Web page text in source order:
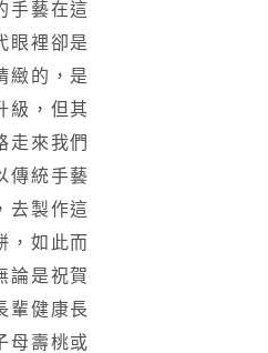
手藝在這
眼裡卻是
緻的，是
級，但其
走來我們
傳統手藝
去製作這
，如此而
論是祝賀
輩健康長
母壽桃或